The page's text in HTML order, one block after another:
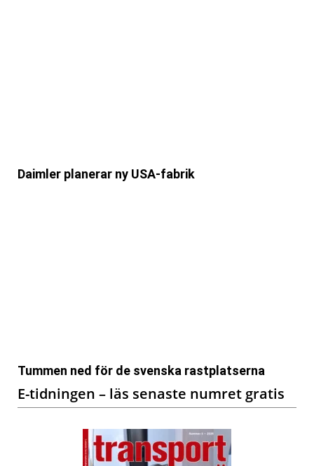
Daimler planerar ny USA-fabrik
Tummen ned för de svenska rastplatserna
E-tidningen – läs senaste numret gratis